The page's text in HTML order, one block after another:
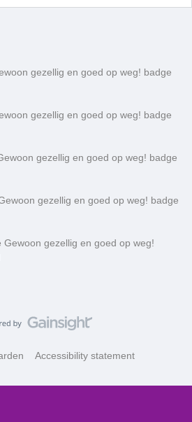
gezellig en goed op weg! badge
gezellig en goed op weg! badge
gezellig en goed op weg! badge
gezellig en goed op weg! badge
Gewoon gezellig en goed op weg!
Accessibility statement